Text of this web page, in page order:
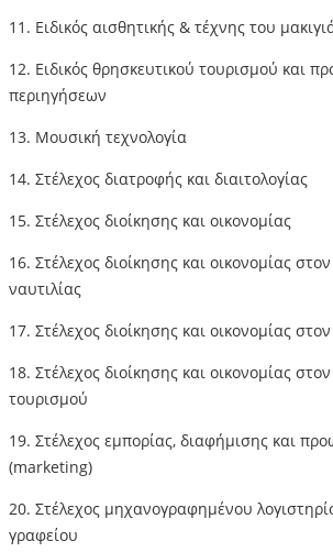
11. Ειδικός αισθητικής & τέχνης του
12. Ειδικός θρησκευτικού τουρισμού και
περιηγήσεων
13. Μουσική τεχνολογία
14. Στέλεχος διατροφής και διαιτολογίας
15. Στέλεχος διοίκησης και οικονομίας
16. Στέλεχος διοίκησης και οικονομίας
ναυτιλίας
17. Στέλεχος διοίκησης και οικονομίας
18. Στέλεχος διοίκησης και οικονομίας
τουρισμού
19. Στέλεχος εμπορίας, διαφήμισης και
(marketing)
20. Στέλεχος μηχανογραφημένου
γραφείου